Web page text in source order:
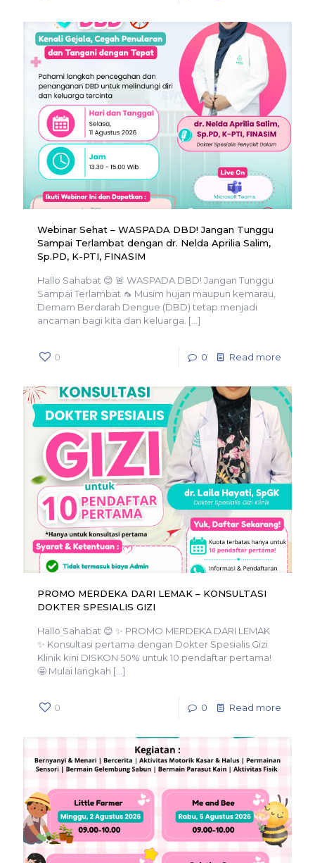
Webinar Sehat – WASPADA DBD! Jangan Tunggu
Sampai Terlambat dengan dr. Nelda Aprilia Salim,
Sp.PD, K-PTI, FINASIM
Hallo Sahabat 😊 🚨 WASPADA DBD! Jangan Tunggu
Sampai Terlambat 🦟 Musim hujan maupun kemarau,
Demam Berdarah Dengue (DBD) tetap menjadi
ancaman bagi kita dan keluarga. […]
0 0 Read more
PROMO MERDEKA DARI LEMAK – KONSULTASI
DOKTER SPESIALIS GIZI
Hallo Sahabat 😊 ✨ PROMO MERDEKA DARI LEMAK
✨ Konsultasi pertama dengan Dokter Spesialis Gizi
Klinik kini DISKON 50% untuk 10 pendaftar pertama!
🤩 Mulai langkah […]
0 0 Read more